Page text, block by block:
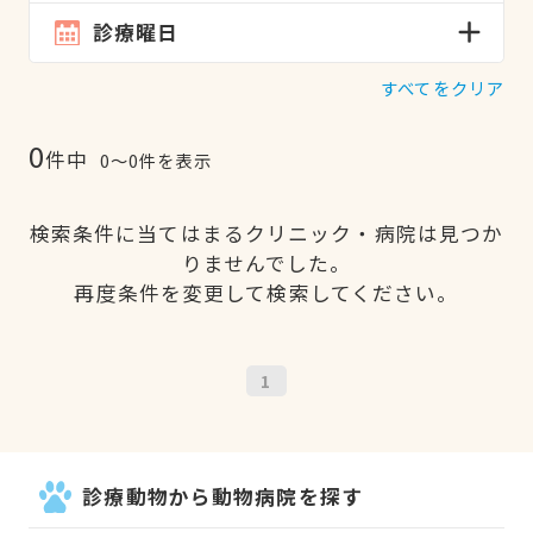
診療曜日
すべてをクリア
0件中 0〜0件を表示
検索条件に当てはまるクリニック・病院は見つか
りませんでした。
再度条件を変更して検索してください。
1
診療動物から動物病院を探す